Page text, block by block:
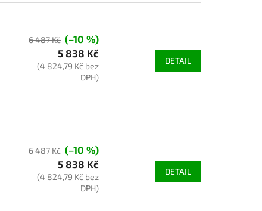
6 487 Kč (–10 %)
5 838 Kč
(4 824,79 Kč bez
DPH)
DETAIL
6 487 Kč (–10 %)
5 838 Kč
(4 824,79 Kč bez
DPH)
DETAIL